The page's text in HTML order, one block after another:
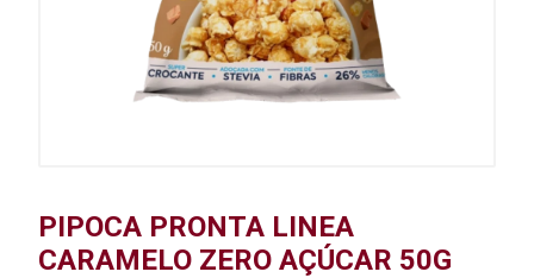
PIPOCA PRONTA LINEA
CARAMELO ZERO AÇÚCAR 50G